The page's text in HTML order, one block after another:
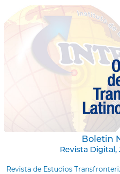
Boletin
Revista Digital,
Revista de Estudios